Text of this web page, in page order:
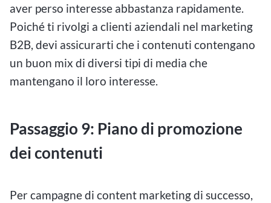
aver perso interesse abbastanza rapidamente.
Poiché ti rivolgi a clienti aziendali nel marketing
B2B, devi assicurarti che i contenuti contengano
un buon mix di diversi tipi di media che
mantengano il loro interesse.
Passaggio 9: Piano di promozione
dei contenuti
Per campagne di content marketing di successo,